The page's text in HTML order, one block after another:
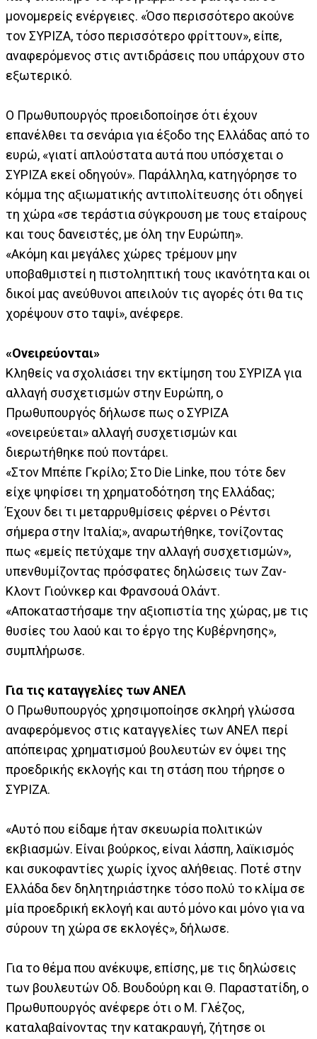
μονομερείς ενέργειες. «Όσο περισσότερο ακούνε
τον ΣΥΡΙΖΑ, τόσο περισσότερο φρίττουν», είπε,
αναφερόμενος στις αντιδράσεις που υπάρχουν στο
εξωτερικό.
Ο Πρωθυπουργός προειδοποίησε ότι έχουν
επανέλθει τα σενάρια για έξοδο της Ελλάδας από το
ευρώ, «γιατί απλούστατα αυτά που υπόσχεται ο
ΣΥΡΙΖΑ εκεί οδηγούν». Παράλληλα, κατηγόρησε το
κόμμα της αξιωματικής αντιπολίτευσης ότι οδηγεί
τη χώρα «σε τεράστια σύγκρουση με τους εταίρους
και τους δανειστές, με όλη την Ευρώπη».
«Ακόμη και μεγάλες χώρες τρέμουν μην
υποβαθμιστεί η πιστοληπτική τους ικανότητα και οι
δικοί μας ανεύθυνοι απειλούν τις αγορές ότι θα τις
χορέψουν στο ταψί», ανέφερε.
«Ονειρεύονται»
Κληθείς να σχολιάσει την εκτίμηση του ΣΥΡΙΖΑ για
αλλαγή συσχετισμών στην Ευρώπη, ο
Πρωθυπουργός δήλωσε πως ο ΣΥΡΙΖΑ
«ονειρεύεται» αλλαγή συσχετισμών και
διερωτήθηκε πού ποντάρει.
«Στον Μπέπε Γκρίλο; Στο Die Linke, που τότε δεν
είχε ψηφίσει τη χρηματοδότηση της Ελλάδας;
Έχουν δει τι μεταρρυθμίσεις φέρνει ο Ρέντσι
σήμερα στην Ιταλία;», αναρωτήθηκε, τονίζοντας
πως «εμείς πετύχαμε την αλλαγή συσχετισμών»,
υπενθυμίζοντας πρόσφατες δηλώσεις των Ζαν-
Κλοντ Γιούνκερ και Φρανσουά Ολάντ.
«Αποκαταστήσαμε την αξιοπιστία της χώρας, με τις
θυσίες του λαού και το έργο της Κυβέρνησης»,
συμπλήρωσε.
Για τις καταγγελίες των ΑΝΕΛ
Ο Πρωθυπουργός χρησιμοποίησε σκληρή γλώσσα
αναφερόμενος στις καταγγελίες των ΑΝΕΛ περί
απόπειρας χρηματισμού βουλευτών εν όψει της
προεδρικής εκλογής και τη στάση που τήρησε ο
ΣΥΡΙΖΑ.
«Αυτό που είδαμε ήταν σκευωρία πολιτικών
εκβιασμών. Είναι βούρκος, είναι λάσπη, λαϊκισμός
και συκοφαντίες χωρίς ίχνος αλήθειας. Ποτέ στην
Ελλάδα δεν δηλητηριάστηκε τόσο πολύ το κλίμα σε
μία προεδρική εκλογή και αυτό μόνο και μόνο για να
σύρουν τη χώρα σε εκλογές», δήλωσε.
Για το θέμα που ανέκυψε, επίσης, με τις δηλώσεις
των βουλευτών Οδ. Βουδούρη και Θ. Παραστατίδη, ο
Πρωθυπουργός ανέφερε ότι ο Μ. Γλέζος,
καταλαβαίνοντας την κατακραυγή, ζήτησε οι